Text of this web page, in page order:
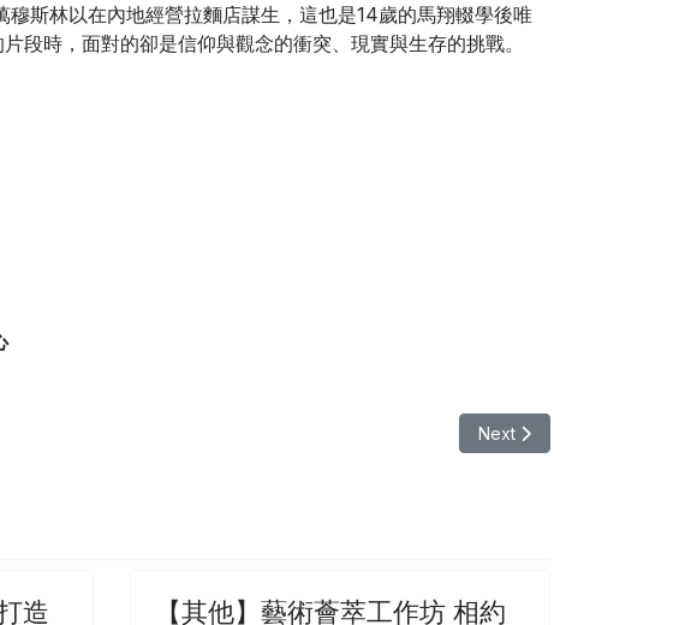
斯林以在內地經營拉麵店謀生，這也是14歲的馬翔輟學後唯
段時，面對的卻是信仰與觀念的衝突、現實與生存的挑戰。
Next article: 【其他】《天
Next
造
【其他】藝術薈萃工作坊 相約